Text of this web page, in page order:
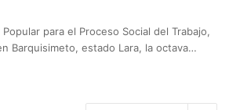
para el Proceso Social del Trabajo,
Barquisimeto, estado Lara, la octava…